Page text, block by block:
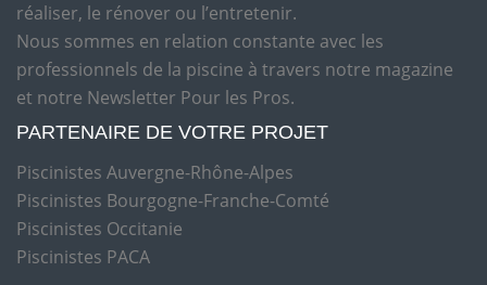
réaliser, le rénover ou l’entretenir.
Nous sommes en relation constante avec les
professionnels de la piscine à travers notre magazine
et notre Newsletter Pour les Pros.
PARTENAIRE DE VOTRE PROJET
Piscinistes Auvergne-Rhône-Alpes
Piscinistes Bourgogne-Franche-Comté
Piscinistes Occitanie
Piscinistes PACA